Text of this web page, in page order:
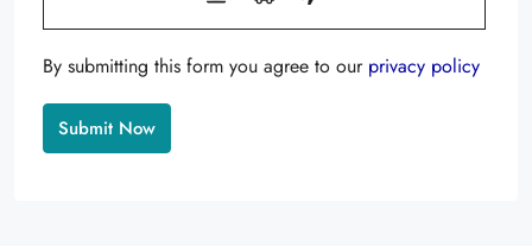
By submitting this form you agree to our privacy policy